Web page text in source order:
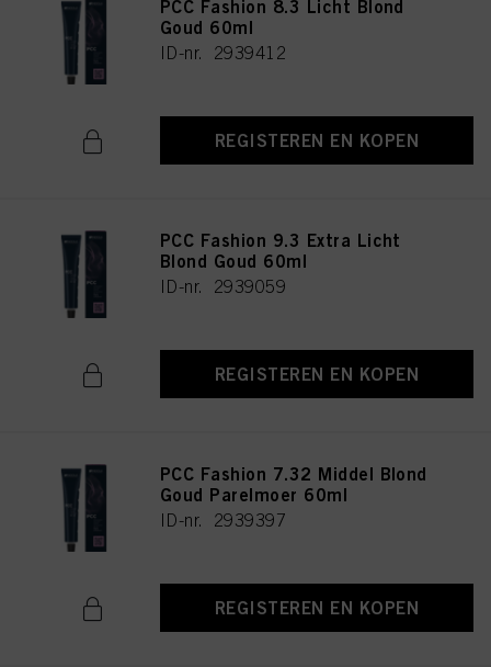
PCC Fashion 8.3 Licht Blond
Goud 60ml
ID-nr. 2939412
REGISTEREN EN KOPEN
PCC Fashion 9.3 Extra Licht
Blond Goud 60ml
ID-nr. 2939059
REGISTEREN EN KOPEN
PCC Fashion 7.32 Middel Blond
Goud Parelmoer 60ml
ID-nr. 2939397
REGISTEREN EN KOPEN